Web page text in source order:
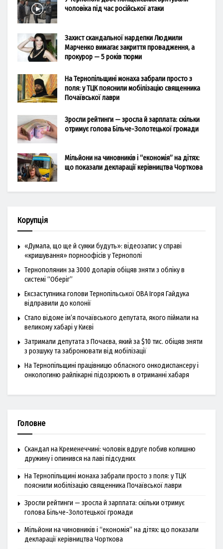
чоловіка під час російської атаки
Захист скандальної нардепки Людмили
Марченко вимагає закриття провадження, а
прокурор — 5 років тюрми
На Тернопільщині монаха забрали просто з
поля: у ТЦК пояснили мобілізацію священника
Почаївської лаври
Зросли рейтинги — зросла й зарплата: скільки
отримує голова Більче-Золотецької громади
Мільйони на чиновників і “економія” на дітях:
що показали декларації керівництва Чорткова
Корупція
«Думала, що ще й сумки будуть»: відеозапис у справі
«кришування» порноофісів у Тернополі
Тернополянин за 3000 доларів обіцяв зняти з обліку в
системі “Оберіг”
Ексзаступника голови Тернопільської ОВА Ігоря Гайдука
відправили до колонії
Стало відоме ім’я почаївського депутата, якого піймали на
великому хабарі у Києві
Затримали депутата з Почаєва, який за $10 тис. обіцяв зняти
з розшуку та забронювати від мобілізації
На Тернопільщині працівницю обласного онкодиспансеру і
онкологиню райлікарні підозрюють в отриманні хабаря
Головне
Скандал на Кременеччині: чоловік вдруге побив колишню
дружину і опинився на лаві підсудних
На Тернопільщині монаха забрали просто з поля: у ТЦК
пояснили мобілізацію священника Почаївської лаври
Зросли рейтинги — зросла й зарплата: скільки отримує
голова Більче-Золотецької громади
Мільйони на чиновників і “економія” на дітях: що показали
декларації керівництва Чорткова